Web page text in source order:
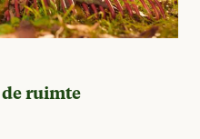
ruimte